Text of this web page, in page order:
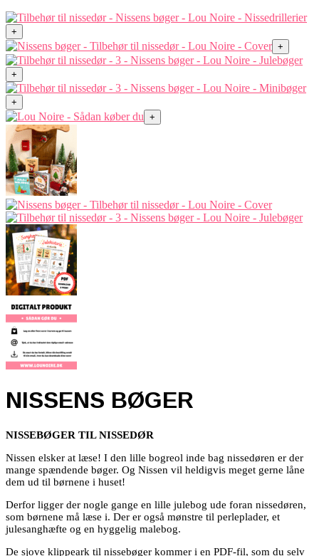
+
+
+
+
+
NISSENS BØGER
NISSEBØGER TIL NISSEDØR
Nissen elsker at læse! I den lille bogreol inde bag nissedøren er der
mange spændende bøger. Og Nissen vil heldigvis meget gerne låne
dem ud til børnene i huset!
Derfor ligger der nogle gange en lille julebog ude foran nissedøren,
som børnene må læse i. Der er også mønstre til perleplader, et
julesanghæfte og en hyggelig malebog.
De sjove klippeark til nissebøger kommer i en PDF-fil, som du selv